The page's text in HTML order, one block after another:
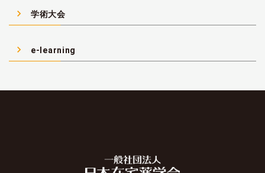
navigate_next 学術大会
navigate_next e-learning